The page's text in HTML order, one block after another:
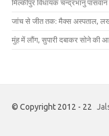
मिल्कीपुर विधायक चन्द्रभानु
जांच से जीत तक: मैक्स अस्पताल,
मुंह में लौंग, सुपारी दबाकर सोने की
© Copyright 2012 - 22